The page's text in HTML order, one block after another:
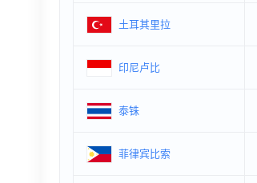
土耳其里拉
印尼卢比
泰铢
菲律宾比索